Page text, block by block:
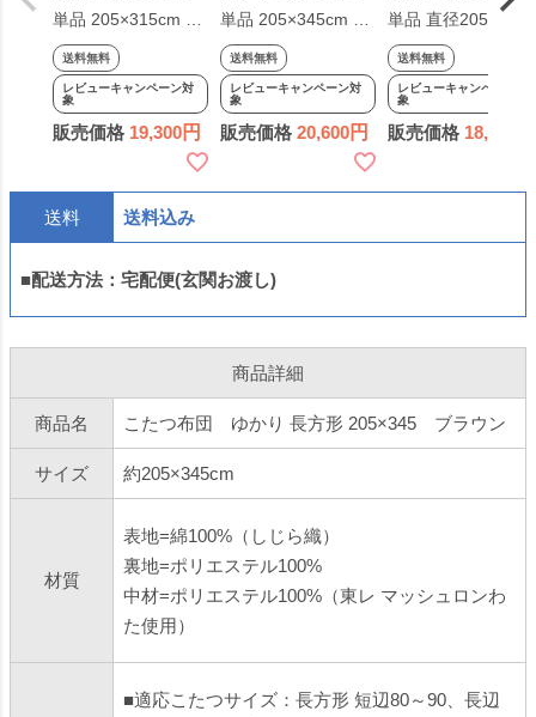
単品 205×315cm ブ
ラック 長方形 掛布
団 しじら織り 日本
製 和風 和モダン シ
ック 角 大判
送料無料
レビューキャンペーン対
象
販売価格 19,300
単品 205×345cm ブ
ラック 長方形 掛布
団 しじら織り 日本
製 和風 和モダン シ
ック 角 大判
送料無料
レビューキャンペーン対
象
販売価格 20,600
単品 直径205cm ブ
ラック 円形 掛布団
しじら織り 日本製
和風 和モダン 円型
丸型 シック 丸グ
送料無料
レビューキャンペーン対
象
販売価格 18,700
送料 送料込み
■配送方法：宅配便(玄関お渡し)
商品詳細
商品名 こたつ布団 ゆかり 長方形 205×345 ブラウン
サイズ 約205×345cm
材質
表地=綿100%（しじら織）
裏地=ポリエステル100%
中材=ポリエステル100%（東レ マッシュロンわ
た使用）
■適応こたつサイズ：長方形 短辺80～90、長辺